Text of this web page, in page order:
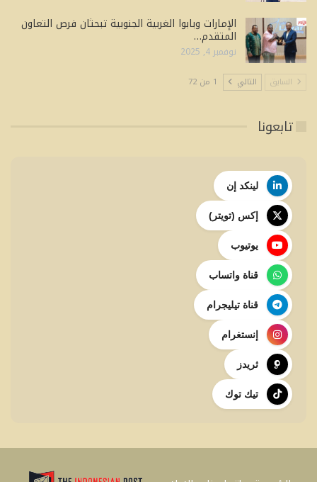
الإمارات وبابوا الغربية الجنوبية تبحثان فرص التعاون
المتقدم…
نوفمبر 4, 2025
السابق التالي 1 من 72
تابعونا
لينكد إن
إكس (تويتر)
يوتيوب
قناة واتساب
قناة تيليجرام
إنستغرام
ثريدز
تيك توك